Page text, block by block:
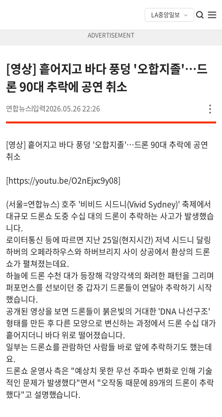
[영상] 흩어지고 바다 풍덩 '오합지졸'…드
론 90대 추락에 공연 취소
연합뉴스 2026.05.26 22:26
[영상] 흩어지고 바다 풍덩 '오합지졸'…드론 90대 추락에 공연
취소
[https://youtu.be/O2nEjxc9y08]
(서울=연합뉴스) 호주 '비비드 시드니(Vivid Sydney)' 축제에서
대규모 드론쇼 도중 수십 대의 드론이 추락하는 사고가 발생했습
니다.
로이터통신 등에 따르면 지난 25일(현지시간) 저녁 시드니 달링
하버의 오페라하우스와 하버브리지 사이 상공에서 환상의 드론
쇼가 펼쳐졌는데요.
하늘에 드론 수천 대가 등장해 각양각색의 화려한 패턴을 그리며
퍼포먼스를 선보이던 중 갑자기 드론들이 연달아 추락하기 시작
했습니다.
공개된 영상을 보면 드론들이 붉은빛의 거대한 'DNA 나선구조'
형태를 만든 후 다른 모양으로 변신하는 과정에서 드론 수십 대가
흩어지더니 바다 위로 떨어졌습니다.
일부는 드론쇼를 관람하던 사람들 바로 앞에 추락하기도 했는데
요.
드론쇼 운영사 측은 "예상치 못한 무선 주파수 변화로 인해 기술
적인 문제가 발생했다"면서 "오작동 때문에 89개의 드론이 추락
했다"고 설명했습니다.